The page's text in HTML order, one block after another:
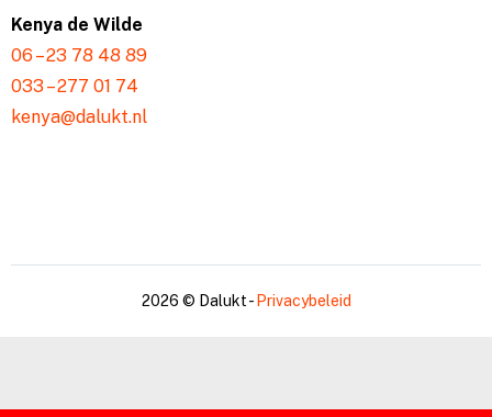
Kenya de Wilde
06 – 23 78 48 89
033 – 277 01 74
kenya@dalukt.nl
2026 © Dalukt - Privacybeleid